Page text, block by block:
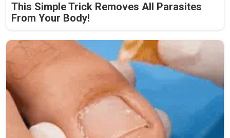
This Simple Trick Removes All Parasites
From Your Body!